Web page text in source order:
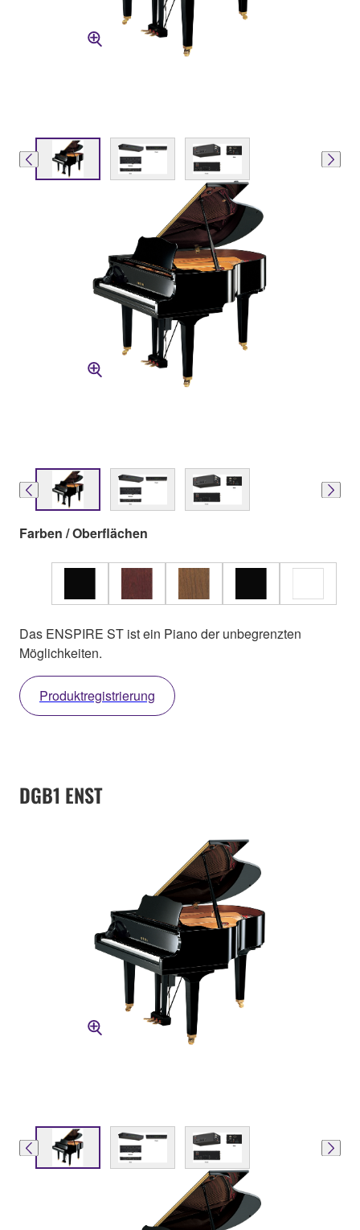
Farben / Oberflächen
Das ENSPIRE ST ist ein Piano der unbegrenzten
Möglichkeiten.
Produktregistrierung
DGB1 ENST